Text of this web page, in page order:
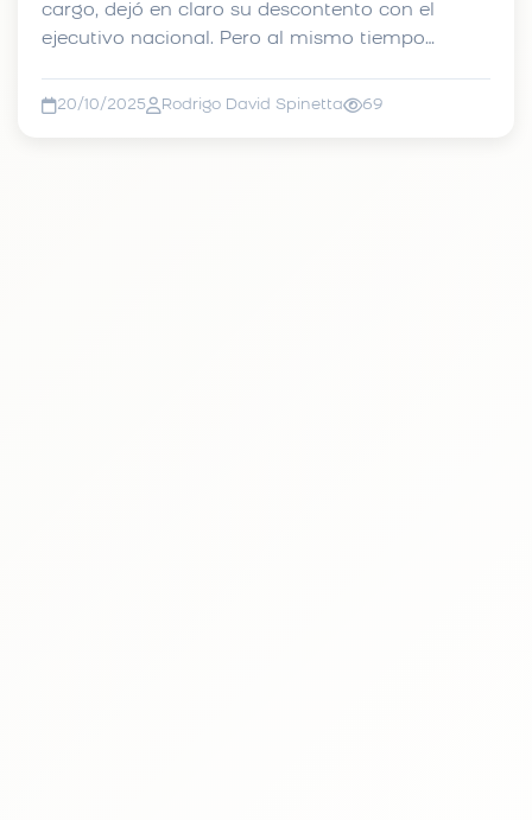
cargo, dejó en claro su descontento con el
ejecutivo nacional. Pero al mismo tiempo
20/10/2025 Rodrigo David Spinetta 69